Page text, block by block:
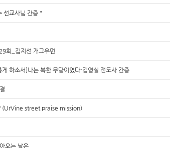
선교사님 간증 "
회_김지선 개그우먼
게 하소서]나는 북한 무당이였다-김영실 전도사 간증
(UrVine street praise mission)
오는 날은